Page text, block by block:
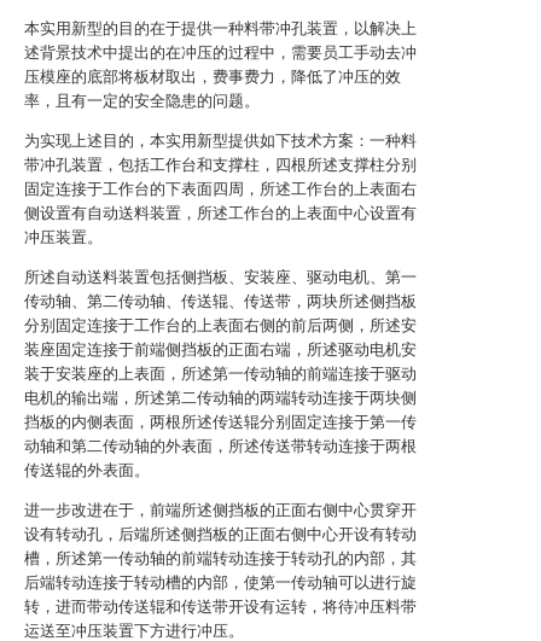
本实用新型的目的在于提供一种料带冲孔装置，以解决上
述背景技术中提出的在冲压的过程中，需要员工手动去冲
压模座的底部将板材取出，费事费力，降低了冲压的效
率，且有一定的安全隐患的问题。
为实现上述目的，本实用新型提供如下技术方案：一种料
带冲孔装置，包括工作台和支撑柱，四根所述支撑柱分别
固定连接于工作台的下表面四周，所述工作台的上表面右
侧设置有自动送料装置，所述工作台的上表面中心设置有
冲压装置。
所述自动送料装置包括侧挡板、安装座、驱动电机、第一
传动轴、第二传动轴、传送辊、传送带，两块所述侧挡板
分别固定连接于工作台的上表面右侧的前后两侧，所述安
装座固定连接于前端侧挡板的正面右端，所述驱动电机安
装于安装座的上表面，所述第一传动轴的前端连接于驱动
电机的输出端，所述第二传动轴的两端转动连接于两块侧
挡板的内侧表面，两根所述传送辊分别固定连接于第一传
动轴和第二传动轴的外表面，所述传送带转动连接于两根
传送辊的外表面。
进一步改进在于，前端所述侧挡板的正面右侧中心贯穿开
设有转动孔，后端所述侧挡板的正面右侧中心开设有转动
槽，所述第一传动轴的前端转动连接于转动孔的内部，其
后端转动连接于转动槽的内部，使第一传动轴可以进行旋
转，进而带动传送辊和传送带开设有运转，将待冲压料带
运送至冲压装置下方进行冲压。